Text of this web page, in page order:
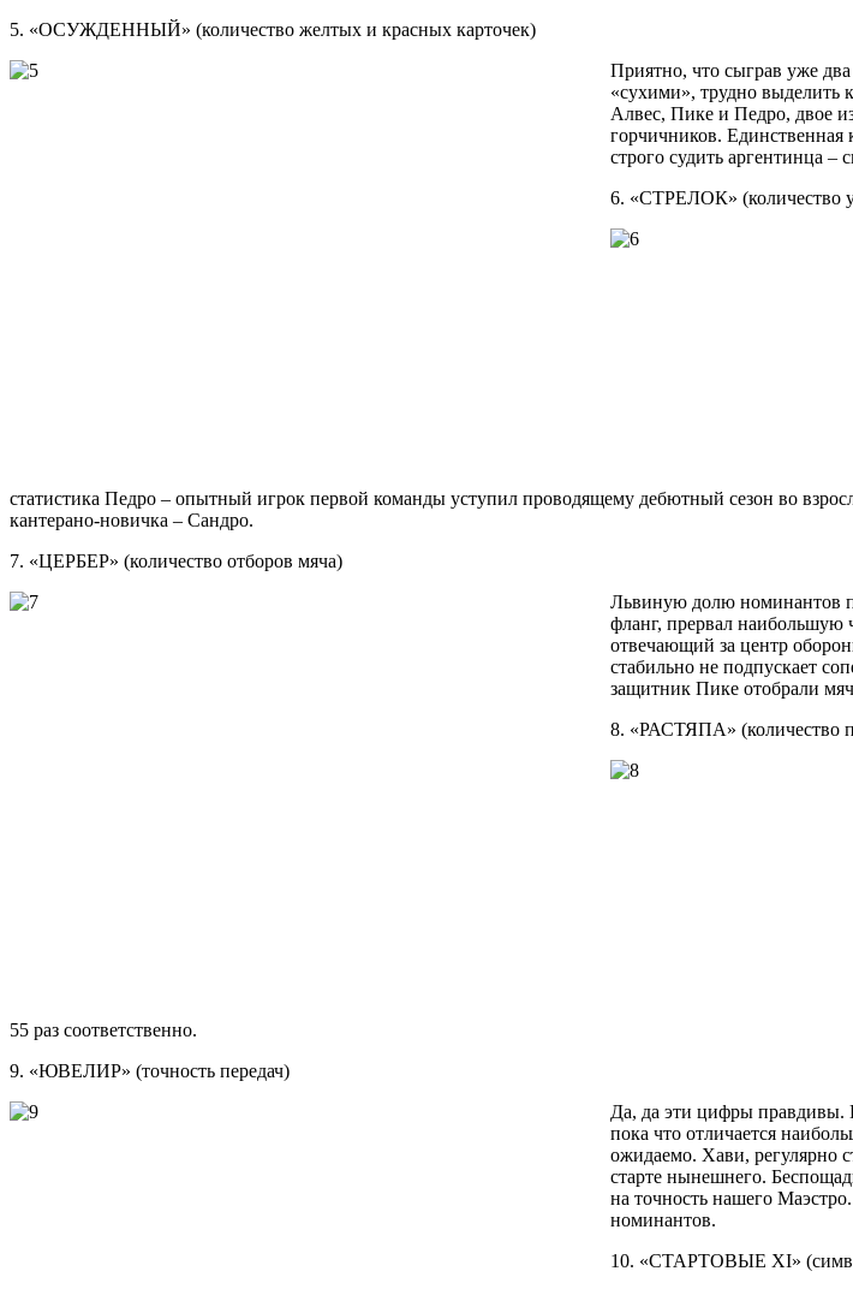
5. «ОСУЖДЕННЫЙ» (количество желтых и красных карточек)
Приятно, что сыграв уже
«сухими», трудно выделить
Алвес, Пике и Педро, двое
горчичников. Единственная
строго судить аргентинца
6. «СТРЕЛОК» (количество
статистика Педро – опытный игрок первой команды уступил проводящему дебютный сезон во
кантерано-новичка – Сандро.
7. «ЦЕРБЕР» (количество отборов мяча)
Львиную долю номинантов
фланг, прервал наибольшую
отвечающий за центр
стабильно не подпускает
защитник Пике отобрали
8. «РАСТЯПА» (количество
55 раз соответственно.
9. «ЮВЕЛИР» (точность передач)
Да, да эти цифры правдивы.
пока что отличается
ожидаемо. Хави, регулярно
старте нынешнего.
на точность нашего
номинантов.
10. «СТАРТОВЫЕ XI»